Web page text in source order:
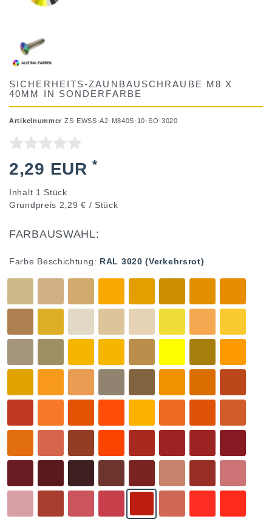
SICHERHEITS-ZAUNBAUSCHRAUBE M8 X
40MM IN SONDERFARBE
Artikelnummer ZS-EWSS-A2-M840S-10-SO-3020
2,29 EUR*
Inhalt 1 Stück
Grundpreis 2,29 € / Stück
FARBAUSWAHL:
Farbe Beschichtung: RAL 3020 (Verkehrsrot)